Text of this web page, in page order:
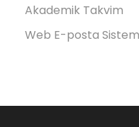
Akademik Takvim
Web E-posta